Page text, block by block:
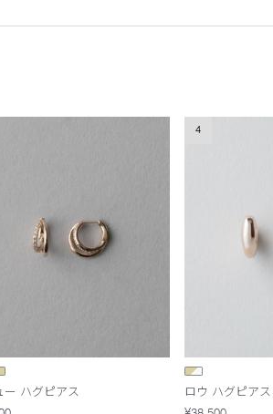
ー ハグピアス
4
ロウ ハグピアス